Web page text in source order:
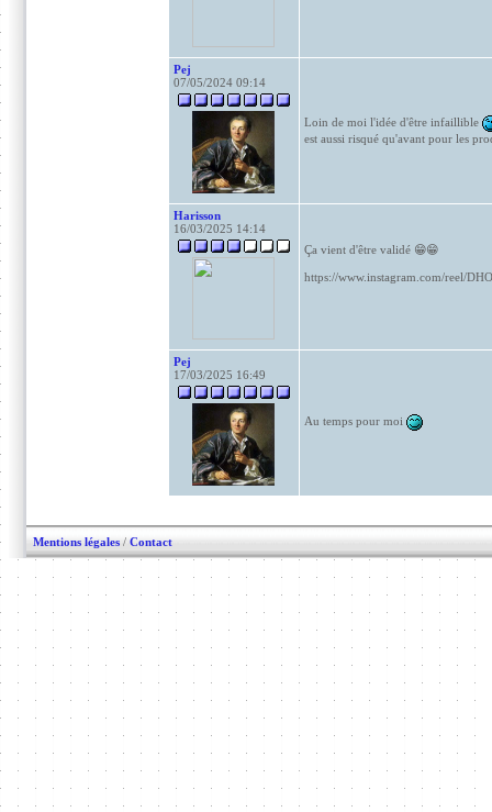
Pej
07/05/2024 09:14
Loin de moi l'idée d'être infaillible
est aussi risqué qu'avant pour les
Harisson
16/03/2025 14:14
Ça vient d'être validé 😁😁
https://www.instagram.com/reel/
Pej
17/03/2025 16:49
Au temps pour moi
Mentions légales / Contact